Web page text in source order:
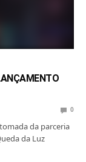
0
da parceria
da Luz